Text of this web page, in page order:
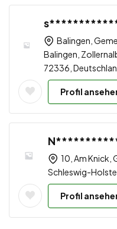
Balingen,
Balingen,
72336,
Profil
10, Am Knick,
Schleswig-
Profil